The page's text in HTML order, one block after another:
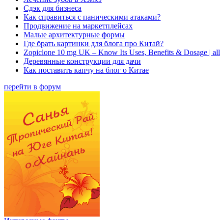
Сдэк для бизнеса
Как справиться с паническими атаками?
Продвижение на маркетплейсах
Малые архитектурные формы
Где брать картинки для блога про Китай?
Zopiclone 10 mg UK – Know Its Uses, Benefits & Dosage |
Деревянные конструкции для дачи
Как поставить капчу на блог о Китае
перейти в форум